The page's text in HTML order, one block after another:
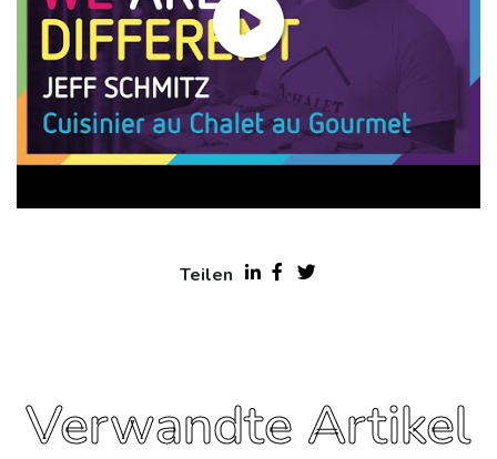
Teilen
Verwandte Artikel